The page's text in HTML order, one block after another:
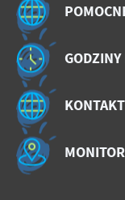
KONTAKT